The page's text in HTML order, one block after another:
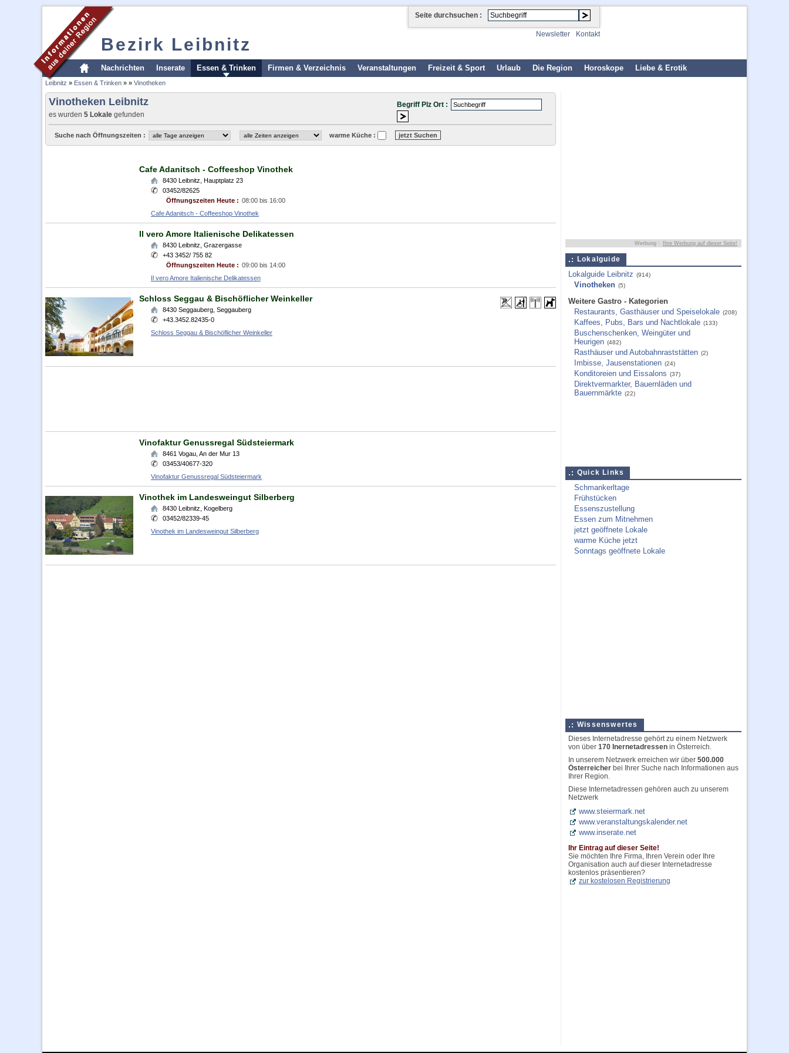
Bezirk Leibnitz
Seite durchsuchen :
Newsletter Kontakt
Nachrichten Inserate Essen & Trinken Firmen & Verzeichnis Veranstaltungen Freizeit & Sport Urlaub Die Region Horoskope Liebe & Erotik
Leibnitz » Essen & Trinken » » Vinotheken
Vinotheken Leibnitz
es wurden 5 Lokale gefunden
Begriff Plz Ort :
Suche nach Öffnungszeiten : warme Küche :
Cafe Adanitsch - Coffeeshop Vinothek
8430 Leibnitz Hauptplatz 23
03452/82625
Öffnungszeiten Heute : 08:00 bis 16:00
Cafe Adanitsch - Coffeeshop Vinothek
Il vero Amore Italienische Delikatessen
8430 Leibnitz Grazergasse
+43 3452/ 755 82
Öffnungszeiten Heute : 09:00 bis 14:00
Il vero Amore Italienische Delikatessen
Schloss Seggau & Bischöflicher Weinkeller
8430 Seggauberg Seggauberg
+43.3452.82435-0
Schloss Seggau & Bischöflicher Weinkeller
Vinofaktur Genussregal Südsteiermark
8461 Vogau An der Mur 13
03453/40677-320
Vinofaktur Genussregal Südsteiermark
Vinothek im Landesweingut Silberberg
8430 Leibnitz Kogelberg
03452/82339-45
Vinothek im Landesweingut Silberberg
Werbung : Ihre Werbung auf dieser Seite!
Lokalguide
Lokalguide Leibnitz (914)
Vinotheken (5)
Weitere Gastro - Kategorien
Restaurants, Gasthäuser und Speiselokale (208)
Kaffees, Pubs, Bars und Nachtlokale (133)
Buschenschenken, Weingüter und
Heurigen (482)
Rasthäuser und Autobahnraststätten (2)
Imbisse, Jausenstationen (24)
Konditoreien und Eissalons (37)
Direktvermarkter, Bauernläden und
Bauernmärkte (22)
Quick Links
Schmankerltage
Frühstücken
Essenszustellung
Essen zum Mitnehmen
jetzt geöffnete Lokale
warme Küche jetzt
Sonntags geöffnete Lokale
Wissenswertes
Dieses Internetadresse gehört zu einem Netzwerk
von über 170 Inernetadressen in Österreich.
In unserem Netzwerk erreichen wir über 500.000
Österreicher bei Ihrer Suche nach Informationen aus
Ihrer Region.
Diese Internetadressen gehören auch zu unserem
Netzwerk
www.steiermark.net
www.veranstaltungskalender.net
www.inserate.net
Ihr Eintrag auf dieser Seite!
Sie möchten Ihre Firma, Ihren Verein oder Ihre
Organisation auch auf dieser Internetadresse
kostenlos präsentieren?
zur kostelosen Registrierung